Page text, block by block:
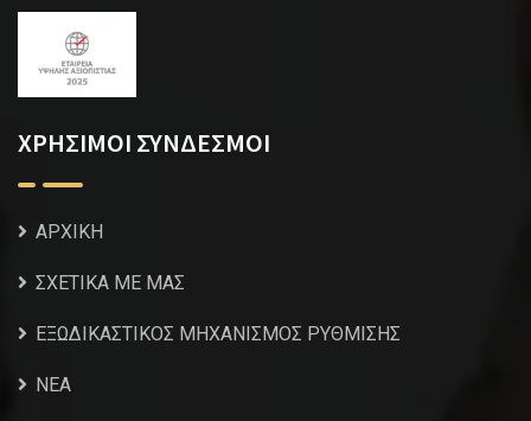
ΧΡΗΣΙΜΟΙ ΣΥΝΔΕΣΜΟΙ
ΑΡΧΙΚΗ
ΣΧΕΤΙΚΑ ΜΕ ΜΑΣ
ΕΞΩΔΙΚΑΣΤΙΚΟΣ ΜΗΧΑΝΙΣΜΟΣ ΡΥΘΜΙΣΗΣ
NEA